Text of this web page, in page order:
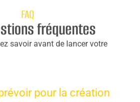
FAQ
fréquentes
savoir avant de lancer votre
pour la création